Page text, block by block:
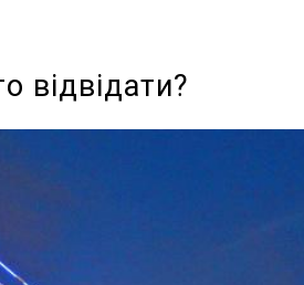
відвідати?